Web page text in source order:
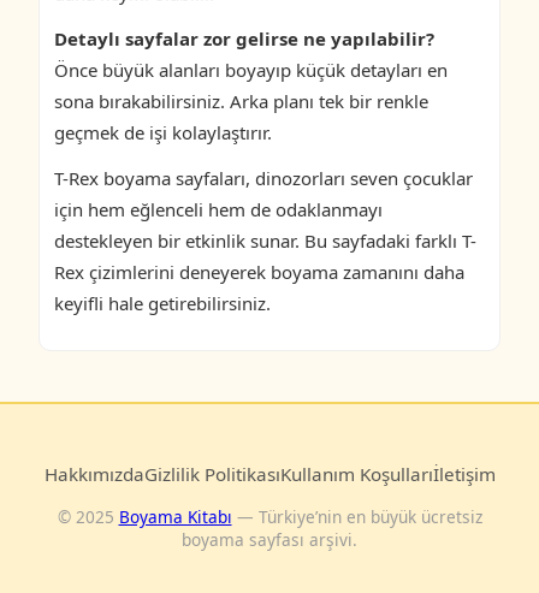
Detaylı sayfalar zor gelirse ne yapılabilir?
Önce büyük alanları boyayıp küçük detayları en
sona bırakabilirsiniz. Arka planı tek bir renkle
geçmek de işi kolaylaştırır.
T-Rex boyama sayfaları, dinozorları seven çocuklar
için hem eğlenceli hem de odaklanmayı
destekleyen bir etkinlik sunar. Bu sayfadaki farklı T-
Rex çizimlerini deneyerek boyama zamanını daha
keyifli hale getirebilirsiniz.
HakkımızdaGizlilik PolitikasıKullanım Koşullarıİletişim
© 2025 Boyama Kitabı — Türkiye’nin en büyük ücretsiz
boyama sayfası arşivi.